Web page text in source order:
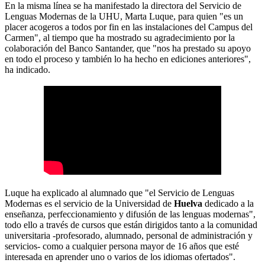
En la misma línea se ha manifestado la directora del Servicio de
Lenguas Modernas de la UHU, Marta Luque, para quien "es un
placer acogeros a todos por fin en las instalaciones del Campus del
Carmen", al tiempo que ha mostrado su agradecimiento por la
colaboración del Banco Santander, que "nos ha prestado su apoyo
en todo el proceso y también lo ha hecho en ediciones anteriores",
ha indicado.
Luque ha explicado al alumnado que "el Servicio de Lenguas
Modernas es el servicio de la Universidad de Huelva dedicado a la
enseñanza, perfeccionamiento y difusión de las lenguas modernas",
todo ello a través de cursos que están dirigidos tanto a la comunidad
universitaria -profesorado, alumnado, personal de administración y
servicios- como a cualquier persona mayor de 16 años que esté
interesada en aprender uno o varios de los idiomas ofertados".